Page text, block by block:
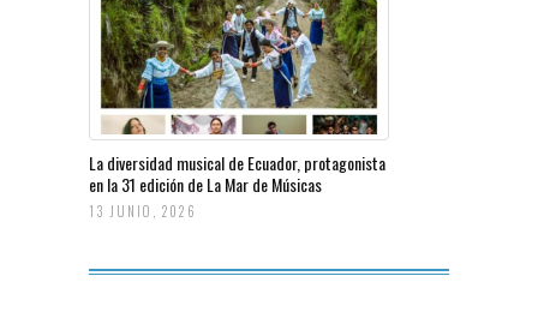
La diversidad musical de Ecuador, protagonista
en la 31 edición de La Mar de Músicas
13 JUNIO, 2026